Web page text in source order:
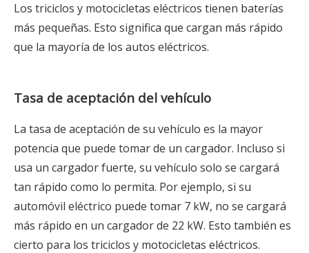
Los triciclos y motocicletas eléctricos tienen baterías
más pequeñas. Esto significa que cargan más rápido
que la mayoría de los autos eléctricos.
Tasa de aceptación del vehículo
La tasa de aceptación de su vehículo es la mayor
potencia que puede tomar de un cargador. Incluso si
usa un cargador fuerte, su vehículo solo se cargará
tan rápido como lo permita. Por ejemplo, si su
automóvil eléctrico puede tomar 7 kW, no se cargará
más rápido en un cargador de 22 kW. Esto también es
cierto para los triciclos y motocicletas eléctricos.